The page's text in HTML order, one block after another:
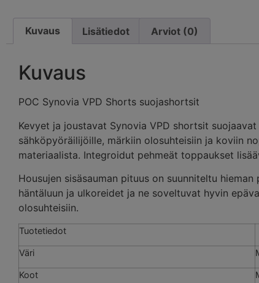
Kuvaus Lisätiedot Arviot (0)
Kuvaus
POC Synovia VPD Shorts suojashortsit
Kevyet ja joustavat Synovia VPD shortsit
sähköpyöräilijöille, märkiin olosuhteisiin ja koviin
materiaalista. Integroidut pehmeät toppaukset
Housujen sisäsauman pituus on suunniteltu
häntäluun ja ulkoreidet ja ne soveltuvat hyvin
olosuhteisiin.
Tuotetiedot
Väri
Koot